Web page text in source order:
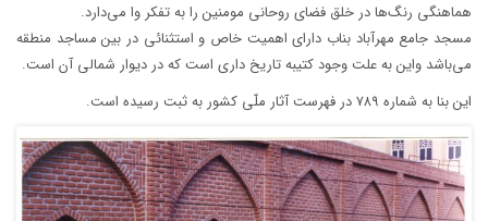
هماهنگی رنگ‌ها در خلق فضای روحانی مومنین را به تفکر وا می‌دارد.
مسجد جامع مهرآباد بناب دارای اهمیت خاص و استثنائی در بین مساجد منطقه
می‌باشد واین به علت وجود کتیبه تاریخ داری است که در دیوار شمالی آن است.
این بنا به شماره ۷۸۹ در فهرست آثار ملّی کشور به ثبت رسیده است.